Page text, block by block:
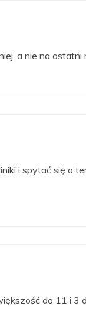
a nie na ostatni
i spytać się o
do 11 i 3